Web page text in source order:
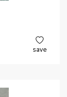
save